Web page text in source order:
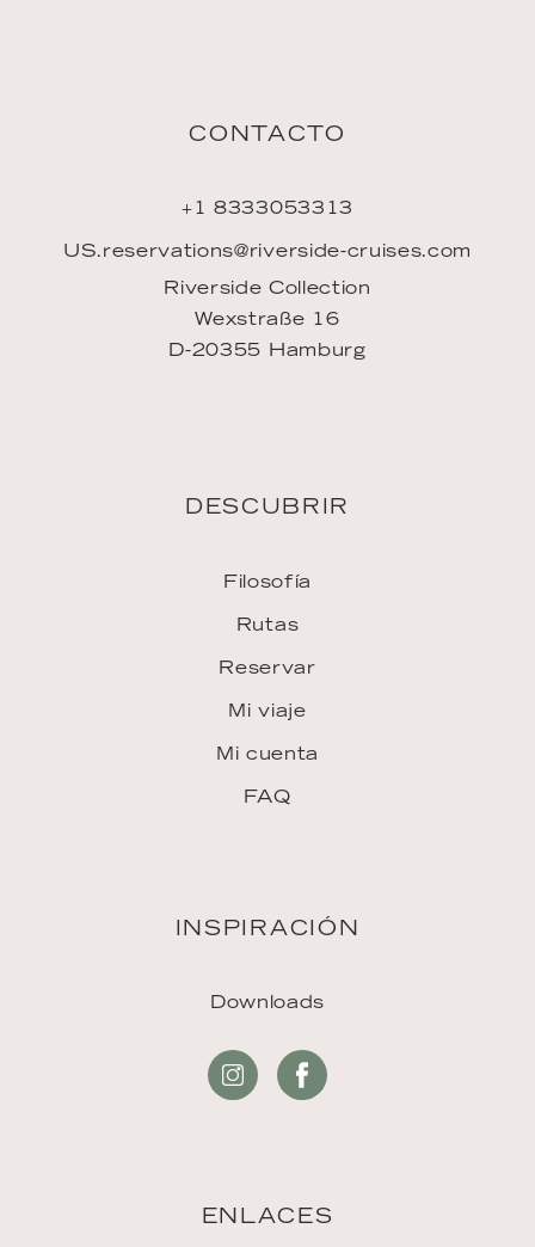
CONTACTO
+1 8333053313
US.reservations@riverside-cruises.com
Riverside Collection
Wexstraße 16
D-20355 Hamburg
DESCUBRIR
Filosofía
Rutas
Reservar
Mi viaje
Mi cuenta
FAQ
INSPIRACIÓN
Downloads
ENLACES